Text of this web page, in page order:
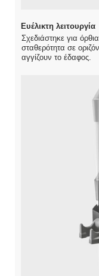
Ευέλικτη λειτουργία
Σχεδιάστηκε για
σταθερότητα σε
αγγίζουν το έδαφος.